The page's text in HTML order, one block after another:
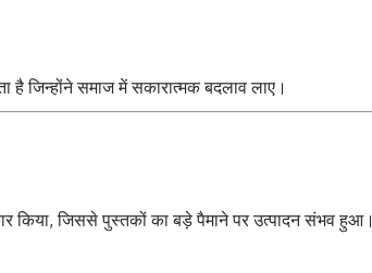
जिन्होंने समाज में सकारात्मक बदलाव लाए।
किया, जिससे पुस्तकों का बड़े पैमाने पर उत्पादन संभव हुआ।